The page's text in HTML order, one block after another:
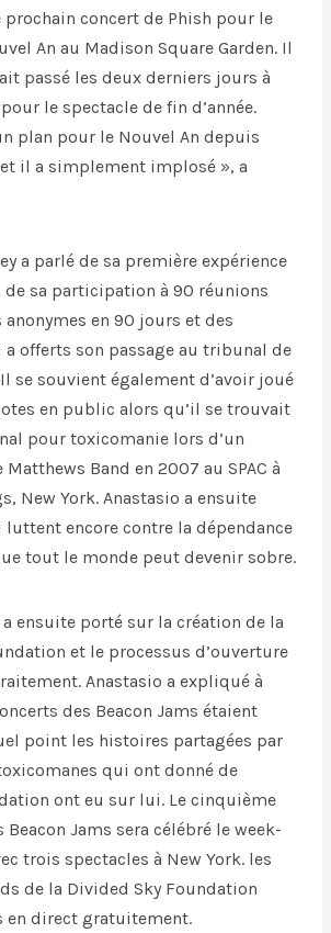
concert de Phish pour le
An au Madison Square Garden. Il
passé les deux derniers jours à
le spectacle de fin d’année.
plan pour le Nouvel An depuis
il a simplement implosé », a
a parlé de sa première expérience
de sa participation à 90 réunions
en 90 jours et des
offerts son passage au tribunal de
se souvient également d’avoir joué
en public alors qu’il se trouvait
pour toxicomanie lors d’un
Band en 2007 au SPAC à
New York. Anastasio a ensuite
luttent encore contre la dépendance
tout le monde peut devenir sobre.
ensuite porté sur la création de la
et le processus d’ouverture
Anastasio a expliqué à
des Beacon Jams étaient
point les histoires partagées par
qui ont donné de
ont eu sur lui. Le cinquième
Beacon Jams sera célébré le week-
trois spectacles à New York. les
de la Divided Sky Foundation
en direct gratuitement.